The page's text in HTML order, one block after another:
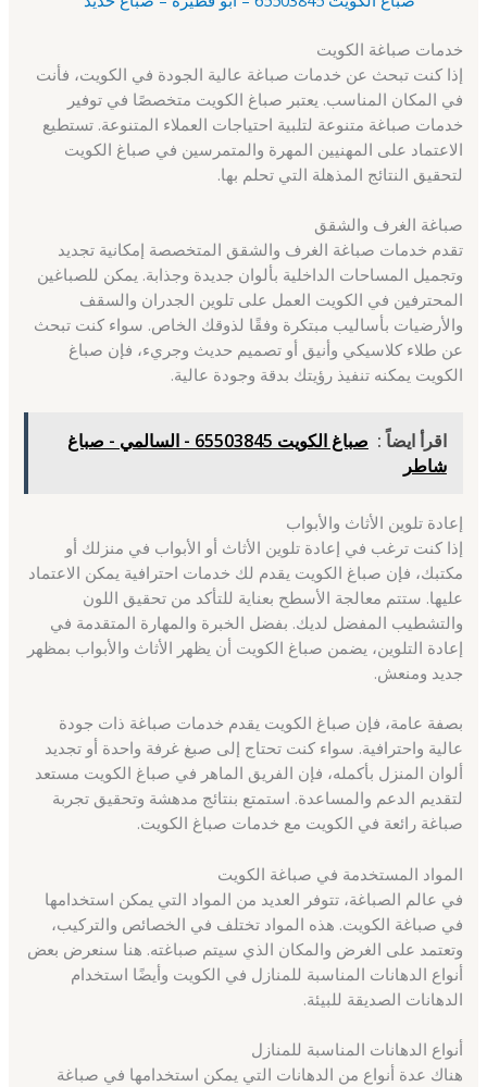
خدمات صباغة الكويت
إذا كنت تبحث عن خدمات صباغة عالية الجودة في الكويت، فأنت
في المكان المناسب. يعتبر صباغ الكويت متخصصًا في توفير
خدمات صباغة متنوعة لتلبية احتياجات العملاء المتنوعة. تستطيع
الاعتماد على المهنيين المهرة والمتمرسين في صباغ الكويت
لتحقيق النتائج المذهلة التي تحلم بها.
صباغة الغرف والشقق
تقدم خدمات صباغة الغرف والشقق المتخصصة إمكانية تجديد
وتجميل المساحات الداخلية بألوان جديدة وجذابة. يمكن للصباغين
المحترفين في الكويت العمل على تلوين الجدران والسقف
والأرضيات بأساليب مبتكرة وفقًا لذوقك الخاص. سواء كنت تبحث
عن طلاء كلاسيكي وأنيق أو تصميم حديث وجريء، فإن صباغ
الكويت يمكنه تنفيذ رؤيتك بدقة وجودة عالية.
اقرأ ايضاً :
صباغ الكويت 65503845 - السالمي - صباغ
شاطر
إعادة تلوين الأثاث والأبواب
إذا كنت ترغب في إعادة تلوين الأثاث أو الأبواب في منزلك أو
مكتبك، فإن صباغ الكويت يقدم لك خدمات احترافية يمكن الاعتماد
عليها. ستتم معالجة الأسطح بعناية للتأكد من تحقيق اللون
والتشطيب المفضل لديك. بفضل الخبرة والمهارة المتقدمة في
إعادة التلوين، يضمن صباغ الكويت أن يظهر الأثاث والأبواب بمظهر
جديد ومنعش.
بصفة عامة، فإن صباغ الكويت يقدم خدمات صباغة ذات جودة
عالية واحترافية. سواء كنت تحتاج إلى صبغ غرفة واحدة أو تجديد
ألوان المنزل بأكمله، فإن الفريق الماهر في صباغ الكويت مستعد
لتقديم الدعم والمساعدة. استمتع بنتائج مدهشة وتحقيق تجربة
صباغة رائعة في الكويت مع خدمات صباغ الكويت.
المواد المستخدمة في صباغة الكويت
في عالم الصباغة، تتوفر العديد من المواد التي يمكن استخدامها
في صباغة الكويت. هذه المواد تختلف في الخصائص والتركيب،
وتعتمد على الغرض والمكان الذي سيتم صباغته. هنا سنعرض بعض
أنواع الدهانات المناسبة للمنازل في الكويت وأيضًا استخدام
الدهانات الصديقة للبيئة.
أنواع الدهانات المناسبة للمنازل
هناك عدة أنواع من الدهانات التي يمكن استخدامها في صباغة